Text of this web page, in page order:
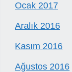
Ocak 2017
Aralık 2016
Kasım 2016
Ağustos 2016